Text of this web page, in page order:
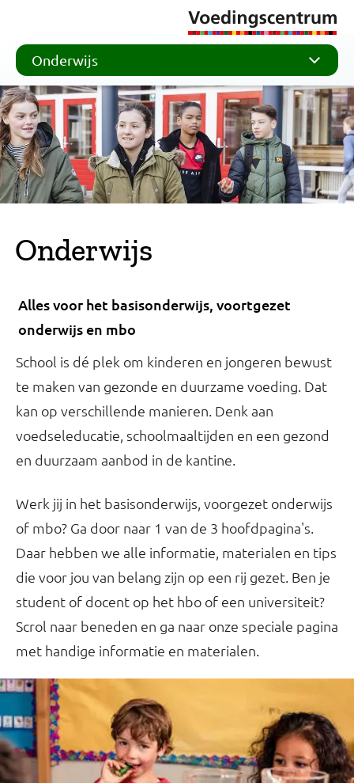
Onderwijs
Alles voor het basisonderwijs, voortgezet
onderwijs en mbo
Onderwijs
School is dé plek om kinderen en jongeren bewust
te maken van gezonde en duurzame voeding. Dat
kan op verschillende manieren. Denk aan
voedseleducatie, schoolmaaltijden en een gezond
en duurzaam aanbod in de kantine.
Werk jij in het basisonderwijs, voorgezet onderwijs
of mbo? Ga door naar 1 van de 3 hoofdpagina's.
Daar hebben we alle informatie, materialen en tips
die voor jou van belang zijn op een rij gezet. Ben je
student of docent op het hbo of een universiteit?
Scrol naar beneden en ga naar onze speciale pagina
met handige informatie en materialen.